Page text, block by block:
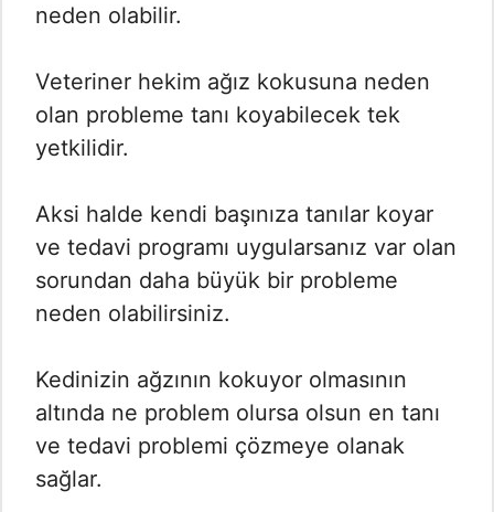
neden olabilir.
Veteriner hekim ağız kokusuna neden
olan probleme tanı koyabilecek tek
yetkilidir.
Aksi halde kendi başınıza tanılar koyar
ve tedavi programı uygularsanız var olan
sorundan daha büyük bir probleme
neden olabilirsiniz.
Kedinizin ağzının kokuyor olmasının
altında ne problem olursa olsun en tanı
ve tedavi problemi çözmeye olanak
sağlar.